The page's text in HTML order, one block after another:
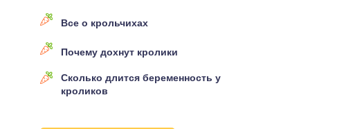
Все о крольчихах
Почему дохнут кролики
Сколько длится беременность у
кроликов